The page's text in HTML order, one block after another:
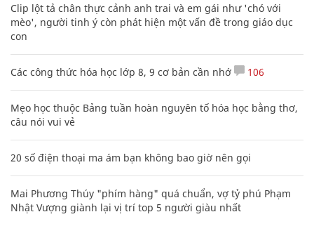
Clip lột tả chân thực cảnh anh trai và em gái như 'chó với
mèo', người tinh ý còn phát hiện một vấn đề trong giáo dục
con
Các công thức hóa học lớp 8, 9 cơ bản cần nhớ 106
Mẹo học thuộc Bảng tuần hoàn nguyên tố hóa học bằng thơ,
câu nói vui vẻ
20 số điện thoại ma ám bạn không bao giờ nên gọi
Mai Phương Thúy "phím hàng" quá chuẩn, vợ tỷ phú Phạm
Nhật Vượng giành lại vị trí top 5 người giàu nhất